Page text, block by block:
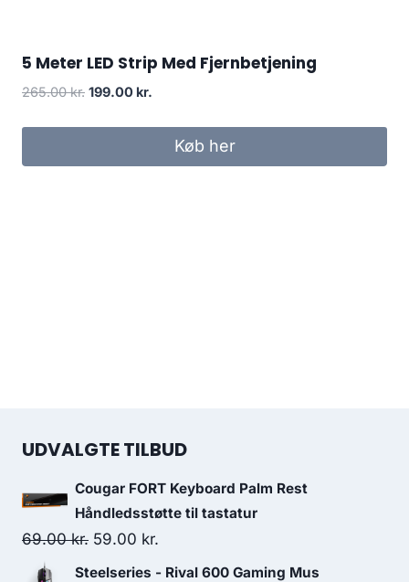
5 Meter LED Strip Med Fjernbetjening
265.00kr. Original
199.00 kr.
199.00 kr..
Køb her
UDVALGTE TILBUD
Cougar FORT Keyboard Palm Rest
Håndledsstøtte til tastatur
69.00kr. Original
price
59.00 kr.
price
Steelseries - Rival 600 Gaming Mus